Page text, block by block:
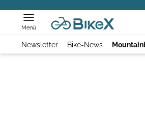
Menü
Newsletter Bike-News